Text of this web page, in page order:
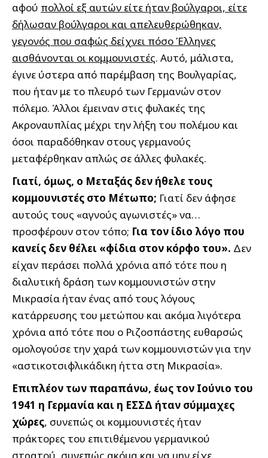
αφού πολλοί εξ αυτών είτε ήταν βούλγαροι, είτε
δήλωσαν βούλγαροι και απελευθερώθηκαν,
γεγονός που σαφώς δείχνει πόσο Έλληνες
αισθάνονται οι κομμουνιστές. Αυτό, μάλιστα,
έγινε ύστερα από παρέμβαση της Βουλγαρίας,
που ήταν με το πλευρό των Γερμανών στον
πόλεμο. Άλλοι έμειναν στις φυλακές της
Ακροναυπλίας μέχρι την λήξη του πολέμου και
όσοι παραδόθηκαν στους γερμανούς
μεταφέρθηκαν απλώς σε άλλες φυλακές.
Γιατί, όμως, ο Μεταξάς δεν ήθελε τους
κομμουνιστές στο Μέτωπο; Γιατί δεν άφησε
αυτούς τους «αγνούς αγωνιστές» να…
προσφέρουν στον τόπο; Για τον ίδιο λόγο που
κανείς δεν θέλει «φίδια στον κόρφο του». Δεν
είχαν περάσει πολλά χρόνια από τότε που η
διαλυτική δράση των κομμουνιστών στην
Μικρασία ήταν ένας από τους λόγους
κατάρρευσης του μετώπου και ακόμα λιγότερα
χρόνια από τότε που ο Ριζοσπάστης ευθαρσώς
ομολογούσε την χαρά των κομμουνιστών για την
«αστικοτσιφλικάδικη ήττα στη Μικρασία».
Επιπλέον των παραπάνω, έως τον Ιούνιο του
1941 η Γερμανία και η ΕΣΣΔ ήταν σύμμαχες
χώρες, συνεπώς οι κομμουνιστές ήταν
πράκτορες του επιτιθέμενου γερμανικού